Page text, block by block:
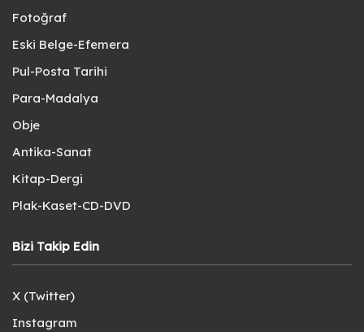
Fotoğraf
Eski Belge-Efemera
Pul-Posta Tarihi
Para-Madalya
Obje
Antika-Sanat
Kitap-Dergi
Plak-Kaset-CD-DVD
Bizi Takip Edin
X (Twitter)
Instagram